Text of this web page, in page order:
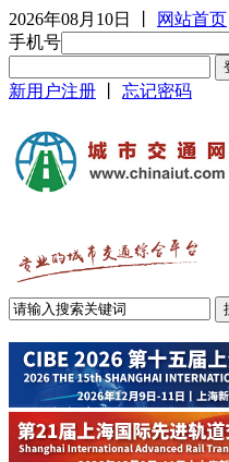
2026年08月10日 网站首页
手机号
新用户注册 忘记密码